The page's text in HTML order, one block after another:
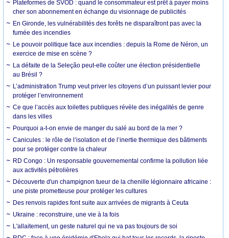
Plateformes de SVOD : quand le consommateur est prêt à payer moins
cher son abonnement en échange du visionnage de publicités
En Gironde, les vulnérabilités des forêts ne disparaîtront pas avec la
fumée des incendies
Le pouvoir politique face aux incendies : depuis la Rome de Néron, un
exercice de mise en scène ?
La défaite de la Seleção peut-elle coûter une élection présidentielle
au Brésil ?
L’administration Trump veut priver les citoyens d’un puissant levier pour
protéger l’environnement
Ce que l’accès aux toilettes publiques révèle des inégalités de genre
dans les villes
Pourquoi a-t-on envie de manger du salé au bord de la mer ?
Canicules : le rôle de l’isolation et de l’inertie thermique des bâtiments
pour se protéger contre la chaleur
RD Congo : Un responsable gouvernemental confirme la pollution liée
aux activités pétrolières
Découverte d'un champignon tueur de la chenille légionnaire africaine :
une piste prometteuse pour protéger les cultures
Des renvois rapides font suite aux arrivées de migrants à Ceuta
Ukraine : reconstruire, une vie à la fois
L'allaitement, un geste naturel qui ne va pas toujours de soi